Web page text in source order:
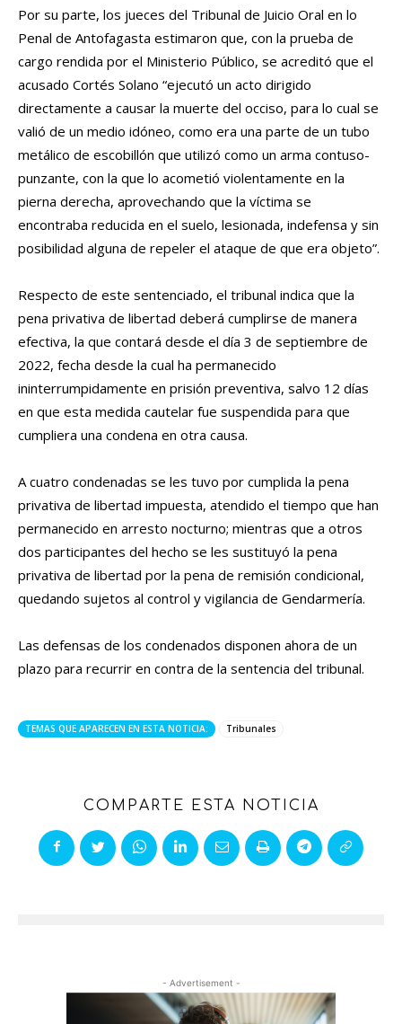
Por su parte, los jueces del Tribunal de Juicio Oral en lo
Penal de Antofagasta estimaron que, con la prueba de
cargo rendida por el Ministerio Público, se acreditó que el
acusado Cortés Solano “ejecutó un acto dirigido
directamente a causar la muerte del occiso, para lo cual se
valió de un medio idóneo, como era una parte de un tubo
metálico de escobillón que utilizó como un arma contuso-
punzante, con la que lo acometió violentamente en la
pierna derecha, aprovechando que la víctima se
encontraba reducida en el suelo, lesionada, indefensa y sin
posibilidad alguna de repeler el ataque de que era objeto”.
Respecto de este sentenciado, el tribunal indica que la
pena privativa de libertad deberá cumplirse de manera
efectiva, la que contará desde el día 3 de septiembre de
2022, fecha desde la cual ha permanecido
ininterrumpidamente en prisión preventiva, salvo 12 días
en que esta medida cautelar fue suspendida para que
cumpliera una condena en otra causa.
A cuatro condenadas se les tuvo por cumplida la pena
privativa de libertad impuesta, atendido el tiempo que han
permanecido en arresto nocturno; mientras que a otros
dos participantes del hecho se les sustituyó la pena
privativa de libertad por la pena de remisión condicional,
quedando sujetos al control y vigilancia de Gendarmería.
Las defensas de los condenados disponen ahora de un
plazo para recurrir en contra de la sentencia del tribunal.
TEMAS QUE APARECEN EN ESTA NOTICIA: Tribunales
COMPARTE ESTA NOTICIA
- Advertisement -